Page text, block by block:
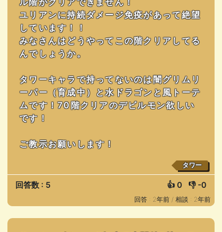
ユリアンに持続ダメージ免疫があって絶望
しています！！
みなさんはどうやってこの階クリアしてる
んでしょうか。
タワーキャラで持ってないのは闇グリムリ
ーパー（育成中）と水ドラゴンと風トーテ
ムです！70階クリアのデビルモン欲しい
です！
ご教示お願いします！
タワー
回答数 : 5 👍 0 👎 -0
回答 : 2年前 / 相談 : 2年前